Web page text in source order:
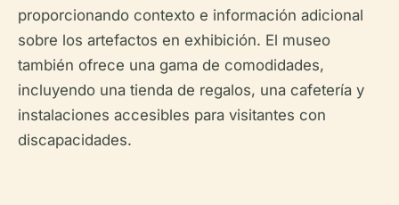
proporcionando contexto e información adicional
sobre los artefactos en exhibición. El museo
también ofrece una gama de comodidades,
incluyendo una tienda de regalos, una cafetería y
instalaciones accesibles para visitantes con
discapacidades.